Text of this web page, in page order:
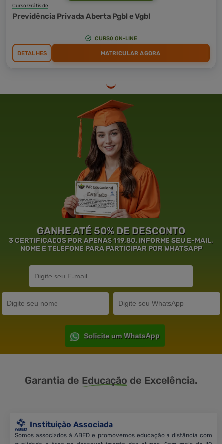
Curso Grátis de
Previdência Privada Aberta Pgbl e Vgbl
CURSO ON-LINE
DETALHES MATRICULAR AGORA
GANHE ATÉ 50% DE DESCONTO
3 CERTIFICADOS POR APENAS 119,80. INFORME SEU E-MAIL,
NOME E TELEFONE PARA PARTICIPAR POR WHATSAPP
Solicite um WhatsApp
Garantia de Educação de Excelência.
Instituição Associada
Somos associados à ABED e promovemos educação a distância com